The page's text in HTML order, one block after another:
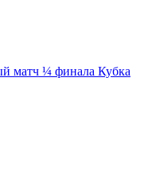
матч ¼ финала Кубка